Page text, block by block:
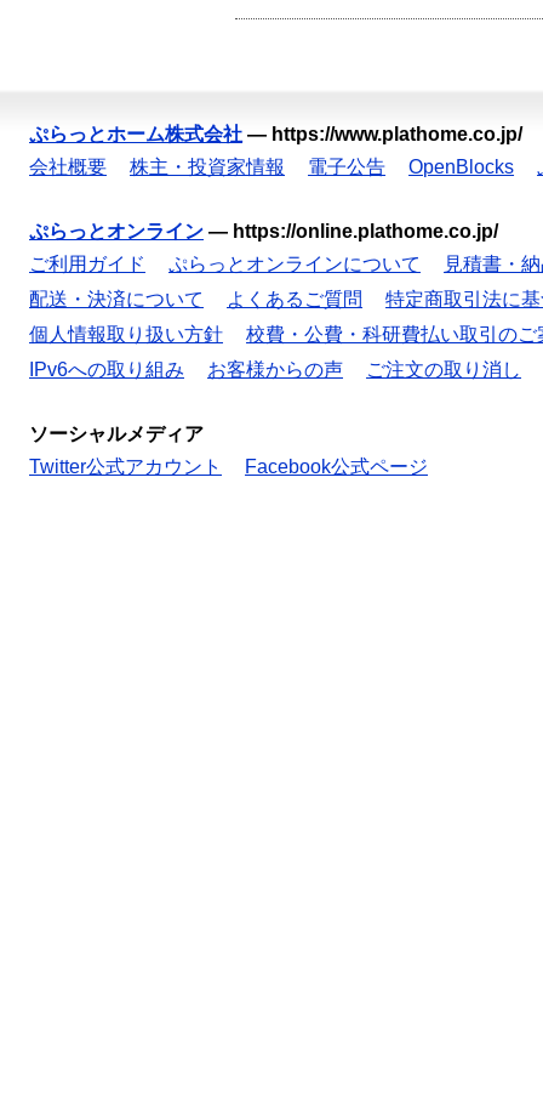
ぷらっとホーム株式会社 — https://www.plathome.co.jp/
会社概要
株主・投資家情報 電子公告 OpenBlocks
ぷらっとオンライン — https://online.plathome.co.jp/
ご利用ガイド
ぷらっとオンラインについて
見積書・
配送・決済について
よくあるご質問
特定商取引法に
個人情報取り扱い方針
校費・公費・科研費払い取引のご
IPv6への取り組み
お客様からの声 ご注文の取り消し
ソーシャルメディア
Twitter公式アカウント
Facebook公式ページ